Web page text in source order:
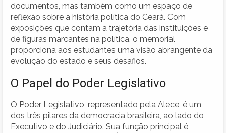
documentos, mas também como um espaço de
reflexão sobre a história política do Ceará. Com
exposições que contam a trajetória das instituições e
de figuras marcantes na política, o memorial
proporciona aos estudantes uma visão abrangente da
evolução do estado e seus desafios.
O Papel do Poder Legislativo
O Poder Legislativo, representado pela Alece, é um
dos três pilares da democracia brasileira, ao lado do
Executivo e do Judiciário. Sua função principal é